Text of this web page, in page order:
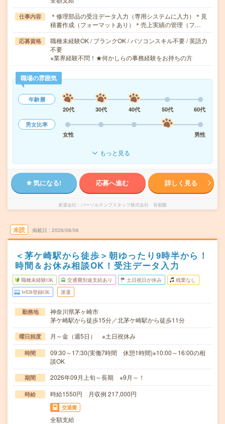
仕事内容
＊修理部品の受注データ入力（専用システムに入力）＊見
積書作成（フォーマットあり）＊売上実績の管理（フ…
応募資格
職種未経験OK / ブランクOK / パソコンスキル不要 / 英語力
不要
※業界経験不問！★何かしらの事務経験をお持ちの方
職場の雰囲気
年齢層
20代
30代 40代 50代
60代
男女比率
女性
男性
もっと見る
気になる! 応募へ進む 詳しく見る
派遣会社 パーソルテンプスタッフ株式会社 首都圏
未読 掲載日 2026/08/06
＜茅ケ崎駅から徒歩＞朝ゆったり9時半から！
時間＆お休み相談OK！受注データ入力
職種未経験OK 交通費別途支給あり 土日祝日が休み 残業なし
WEB登録OK 派遣
勤務地
神奈川県茅ヶ崎市
茅ケ崎駅から徒歩15分／北茅ケ崎駅から徒歩11分
曜日頻度 月～金（週5日） ※土日祝休み
時間
09:30～17:30(実働7時間 休憩1時間)※10:00～16:00の相
談OK
期間 2026年09月上旬～長期 ※9月～！
時給 時給1550円 月収例 217,000円
交通費
全額支給